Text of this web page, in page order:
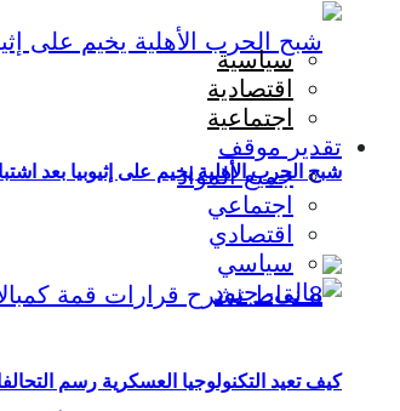
شبح الحرب الأهلية يخيم على إثيوبيا بعد
سياسية
اقتصادية
اجتماعية
تقدير موقف
جميع المواد
اجتماعي
اقتصادي
سياسي
كيف تعيد التكنولوجيا العسكرية رسم